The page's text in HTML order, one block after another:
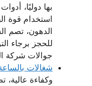
بها دوليًا،
استخدام قوة
الدهون، تصم
للحجز برجاء
جوالات شركة
شغالات
وكفاءة عالية،